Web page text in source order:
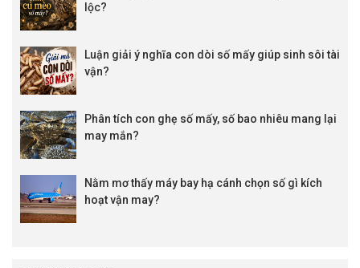
lộc?
Luận giải ý nghĩa con dòi số mấy giúp sinh sôi tài
vận?
Phân tích con ghẹ số mấy, số bao nhiêu mang lại
may mắn?
Nằm mơ thấy máy bay hạ cánh chọn số gì kích
hoạt vận may?